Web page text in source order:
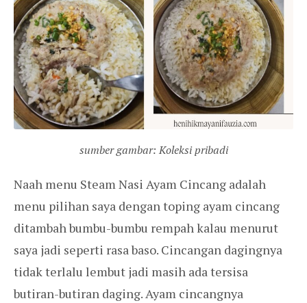
sumber gambar: Koleksi pribadi
Naah menu Steam Nasi Ayam Cincang adalah
menu pilihan saya dengan toping ayam cincang
ditambah bumbu-bumbu rempah kalau menurut
saya jadi seperti rasa baso. Cincangan dagingnya
tidak terlalu lembut jadi masih ada tersisa
butiran-butiran daging. Ayam cincangnya